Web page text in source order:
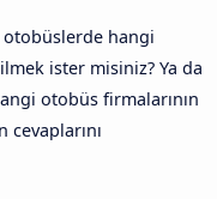
otobüslerde hangi
ister misiniz? Ya da
otobüs firmalarının
cevaplarını